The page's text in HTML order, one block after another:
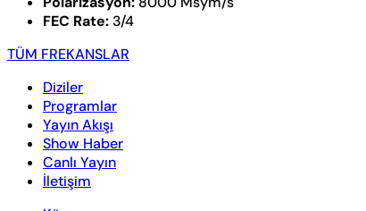
FEC Rate: 3/4
TÜM FREKANSLAR
Diziler
Programlar
Yayın Akışı
Show Haber
Canlı Yayın
İletişim